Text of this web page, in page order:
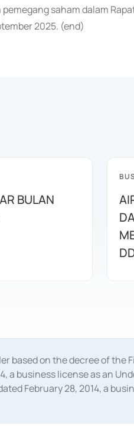
saham dalam
2025. (end)
BULAN
based on the decree of
a business license as an
February 28, 2014, a
Authority Number